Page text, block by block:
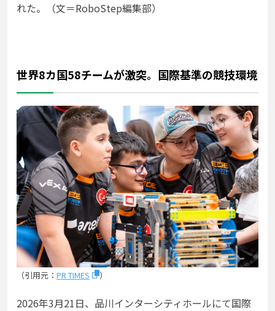
れた。（文＝RoboStep編集部）
世界8カ国58チームが激突。国際基準の競技環境
（引用元： PR TIMES ）
2026年3月21日、品川インターシティホールにて国際